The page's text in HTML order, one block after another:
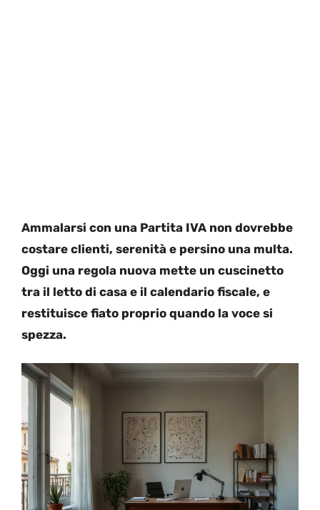
Ammalarsi con una Partita IVA non dovrebbe
costare clienti, serenità e persino una multa.
Oggi una regola nuova mette un cuscinetto
tra il letto di casa e il calendario fiscale, e
restituisce fiato proprio quando la voce si
spezza.